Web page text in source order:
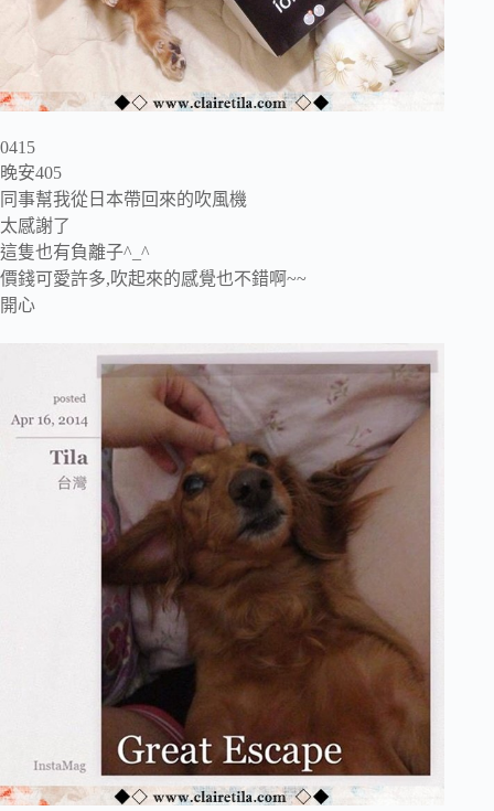
0415
晚安405
同事幫我從日本帶回來的吹風機
太感謝了
這隻也有負離子^_^
價錢可愛許多,吹起來的感覺也不錯啊~~
開心